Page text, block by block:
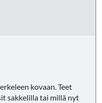
kovaan. Teet
sakkelilla tai millä nyt